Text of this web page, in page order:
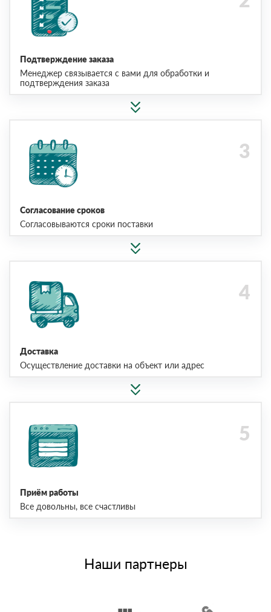
Подтверждение заказа
Менеджер связывается с вами для обработки и
подтверждения заказа
Согласование сроков
Согласовываются сроки поставки
Доставка
Осуществление доставки на объект или адрес
Приём работы
Все довольны, все счастливы
Наши партнеры